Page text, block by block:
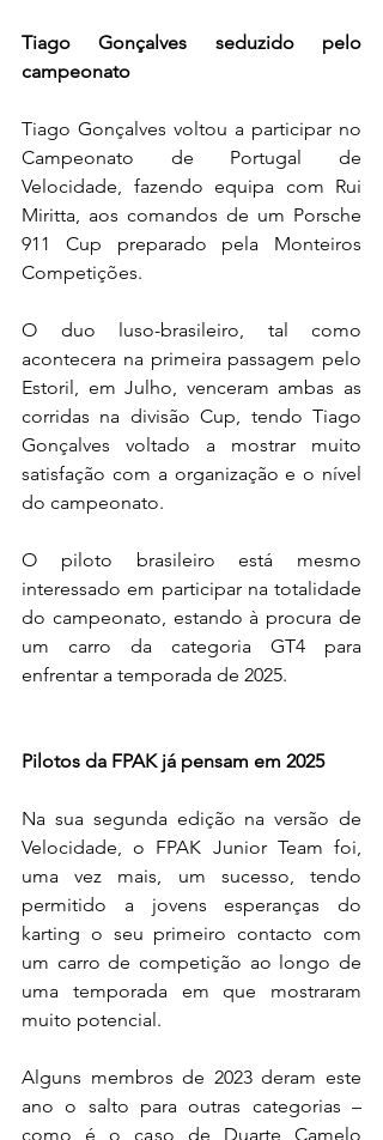
Tiago Gonçalves seduzido pelo
campeonato
Tiago Gonçalves voltou a participar no
Campeonato de Portugal de
Velocidade, fazendo equipa com Rui
Miritta, aos comandos de um Porsche
911 Cup preparado pela Monteiros
Competições.
O duo luso-brasileiro, tal como
acontecera na primeira passagem pelo
Estoril, em Julho, venceram ambas as
corridas na divisão Cup, tendo Tiago
Gonçalves voltado a mostrar muito
satisfação com a organização e o nível
do campeonato.
O piloto brasileiro está mesmo
interessado em participar na totalidade
do campeonato, estando à procura de
um carro da categoria GT4 para
enfrentar a temporada de 2025.
Pilotos da FPAK já pensam em 2025
Na sua segunda edição na versão de
Velocidade, o FPAK Junior Team foi,
uma vez mais, um sucesso, tendo
permitido a jovens esperanças do
karting o seu primeiro contacto com
um carro de competição ao longo de
uma temporada em que mostraram
muito potencial.
Alguns membros de 2023 deram este
ano o salto para outras categorias –
como é o caso de Duarte Camelo